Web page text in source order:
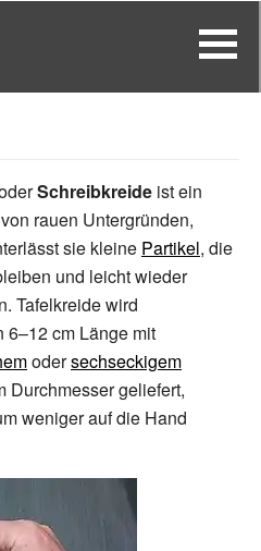
Schreibkreide ist ein
rauen Untergründen,
sie kleine Partikel, die
und leicht wieder
Tafelkreide wird
6–12 cm Länge mit
odersechseckigem
Durchmesser geliefert,
weniger auf die Hand